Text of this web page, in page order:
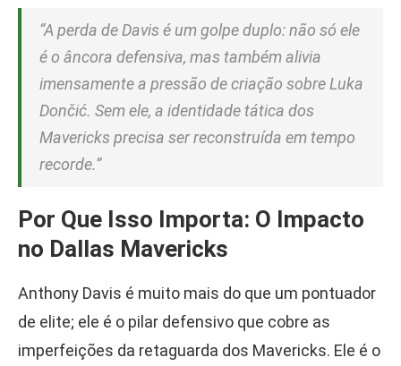
“A perda de Davis é um golpe duplo: não só ele
é o âncora defensiva, mas também alivia
imensamente a pressão de criação sobre Luka
Dončić. Sem ele, a identidade tática dos
Mavericks precisa ser reconstruída em tempo
recorde.”
Por Que Isso Importa: O Impacto
no Dallas Mavericks
Anthony Davis é muito mais do que um pontuador
de elite; ele é o pilar defensivo que cobre as
imperfeições da retaguarda dos Mavericks. Ele é o